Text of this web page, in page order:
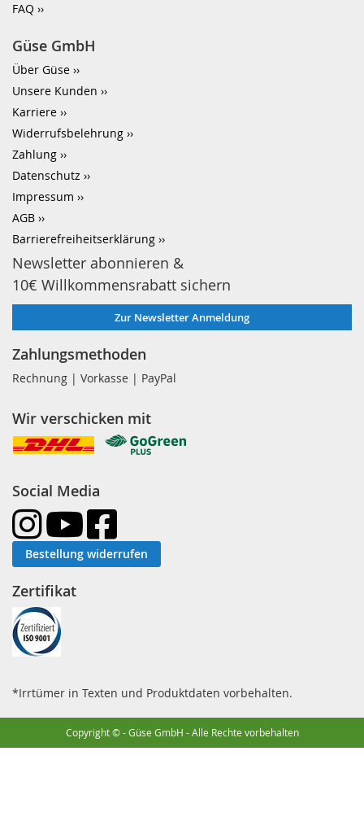
FAQ
Güse GmbH
Über Güse
Unsere Kunden
Karriere
Widerrufsbelehrung
Zahlung
Datenschutz
Impressum
AGB
Barrierefreiheitserklärung
Newsletter abonnieren &
10€ Willkommensrabatt sichern
Zur Newsletter Anmeldung
Zahlungsmethoden
Rechnung | Vorkasse | PayPal
Wir verschicken mit
Social Media
Bestellung widerrufen
Zertifikat
*Irrtümer in Texten und Produktdaten vorbehalten.
Copyright © - Güse GmbH - Alle Rechte vorbehalten